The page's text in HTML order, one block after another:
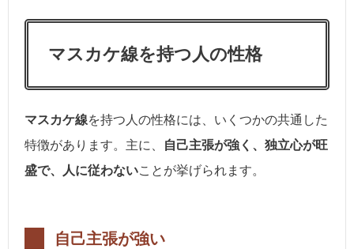
マスカケ線を持つ人の性格
マスカケ線を持つ人の性格には、いくつかの共通した
特徴があります。主に、
自己主張が強く、独立心が旺
盛で、人に従わないことが挙げられます。
自己主張が強い